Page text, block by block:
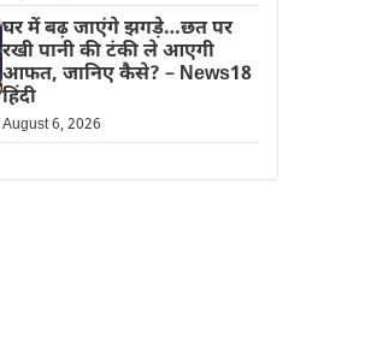
घर में बढ़ जाएंगे झगड़े…छत पर
रखी पानी की टंकी ले आएगी
आफत, जानिए कैसे? – News18
हिंदी
August 6, 2026